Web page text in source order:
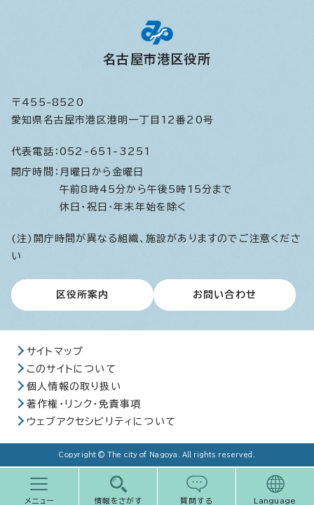
メニュー 情報をさがす 質問する Language
名古屋市港区役所
〒455-8520
愛知県名古屋市港区港明一丁目12番20号
代表電話： 052-651-3251
開庁時間： 月曜日から金曜日
午前8時45分から午後5時15分まで
休日・祝日・年末年始を除く
(注)開庁時間が異なる組織、施設がありますのでご注意くださ
い
区役所案内 お問い合わせ
サイトマップ
このサイトについて
個人情報の取り扱い
著作権・リンク・免責事項
ウェブアクセシビリティについて
Copyright © The city of Nagoya. All rights reserved.